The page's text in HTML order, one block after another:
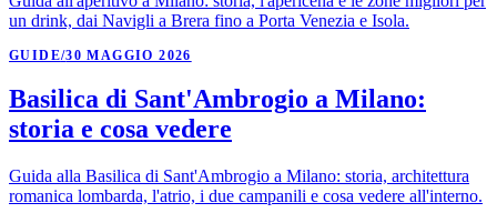
un drink, dai Navigli a Brera fino a Porta Venezia e Isola.
GUIDE/30 MAGGIO 2026
Basilica di Sant'Ambrogio a Milano:
storia e cosa vedere
Guida alla Basilica di Sant'Ambrogio a Milano: storia, architettura
romanica lombarda, l'atrio, i due campanili e cosa vedere all'interno.